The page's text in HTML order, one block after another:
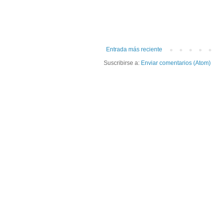
Entrada más reciente
Suscribirse a: Enviar comentarios (Atom)